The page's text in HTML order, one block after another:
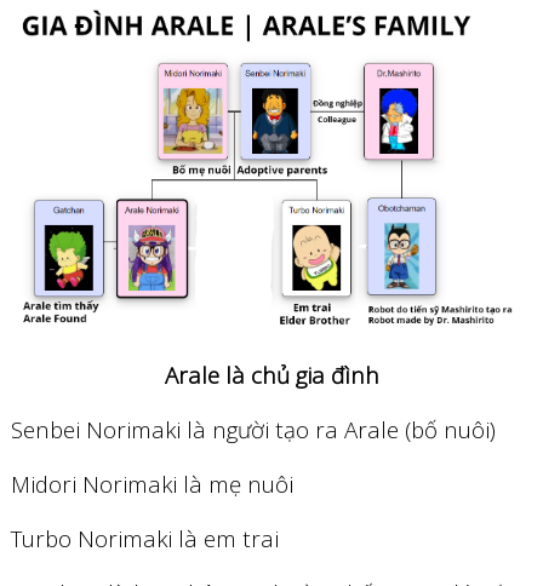
Arale là chủ gia đình
Senbei Norimaki là người tạo ra Arale (bố nuôi)
Midori Norimaki là mẹ nuôi
Turbo Norimaki là em trai